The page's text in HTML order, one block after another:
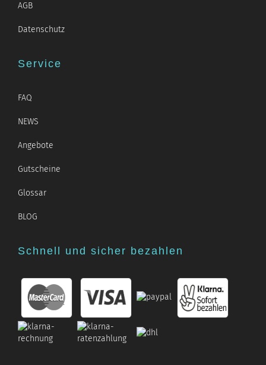
AGB
Datenschutz
Service
FAQ
NEWS
Angebote
Gutscheine
Glossar
BLOG
Schnell und sicher bezahlen